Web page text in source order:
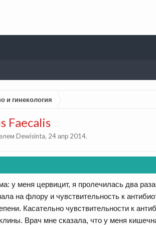
и гинекология
Faecalis
Dewisinta, 24 апр 2014.
у меня цервицит, я пролечилась два
на флору и чувствительность к
Касательно чувствительности к
Врач мне сказала, что у меня